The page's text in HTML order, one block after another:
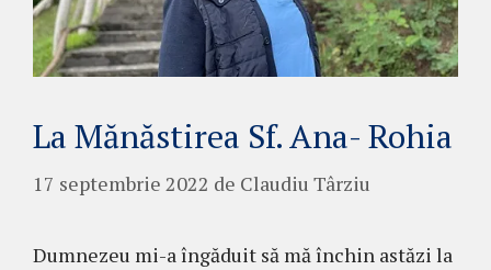
La Mănăstirea Sf. Ana- Rohia
17 septembrie 2022 de Claudiu Târziu
Dumnezeu mi-a îngăduit să mă închin astăzi la